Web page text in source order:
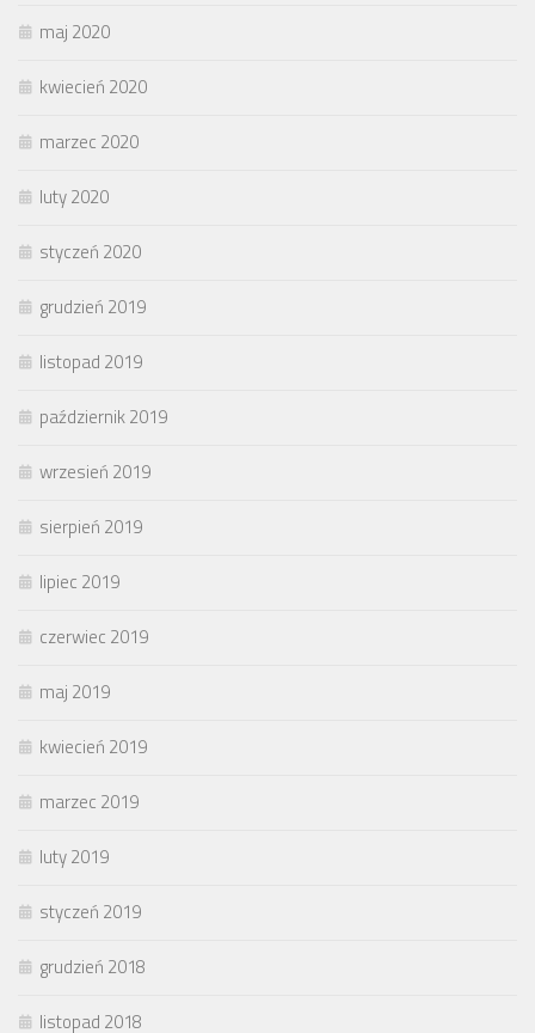
maj 2020
kwiecień 2020
marzec 2020
luty 2020
styczeń 2020
grudzień 2019
listopad 2019
październik 2019
wrzesień 2019
sierpień 2019
lipiec 2019
czerwiec 2019
maj 2019
kwiecień 2019
marzec 2019
luty 2019
styczeń 2019
grudzień 2018
listopad 2018